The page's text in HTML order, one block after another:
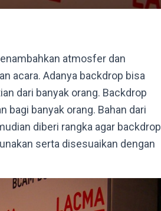
atmosfer dan
acara. Adanya backdrop bisa
dari banyak orang. Backdrop
bagi banyak orang. Bahan dari
diberi rangka agar backdrop
serta disesuaikan dengan